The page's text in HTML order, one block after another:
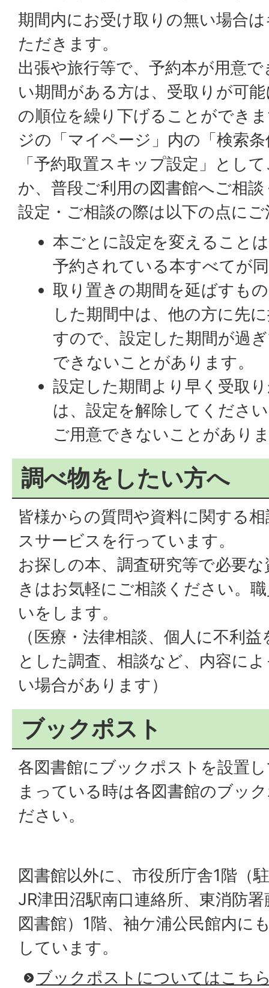
期間内にお受け取りの無い場合
ただきます。
出張や旅行等で、予約本が用意
い期間がある方は、受取りが可
の順位を繰り下げることができ
ジの「マイページ」内の「検索
「予約取置スキップ設定」とし
か、普段ご利用の図書館へご相
設定・ご相談の際は以下の点に
本ごとに設定を変えること
予約されている本すべてが
取り置きの期間を延ばすも
した期間中は、他の方に先
すので、設定した期間が過
できないことがあります。
設定した期間より早く受取
は、設定を解除してくださ
ご用意できないことがあり
調べ物をしたい方へ
皆様からの質問や資料に関する
スサービスを行っています。
お探しの本、調査研究等で必要
きはお気軽にご相談ください。
いをします。
（医療・法律相談、個人に不利
とした調査、相談など、内容に
い場合があります）
ブックポスト
各図書館にブックポストを設置
まっている時は各図書館のブッ
ださい。
図書館以外に、市役所庁舎1階（
JR津田沼駅南口連絡所、東消防
図書館）1階、袖ケ浦公民館内に
しています。
ブックポストについてはこち